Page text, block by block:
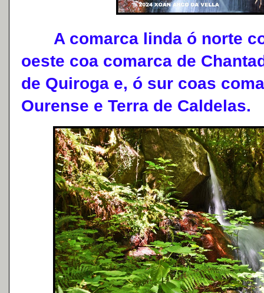
A comarca linda ó norte
oeste coa comarca de
de Quiroga e, ó sur coas
Ourense e Terra de Caldelas.